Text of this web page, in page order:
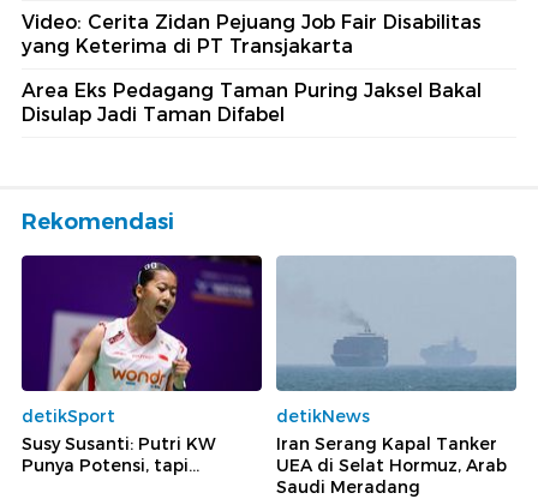
Video: Cerita Zidan Pejuang Job Fair Disabilitas
yang Keterima di PT Transjakarta
Area Eks Pedagang Taman Puring Jaksel Bakal
Disulap Jadi Taman Difabel
Rekomendasi
detikSport
Susy Susanti: Putri KW
Punya Potensi, tapi...
detikNews
Iran Serang Kapal Tanker
UEA di Selat Hormuz, Arab
Saudi Meradang